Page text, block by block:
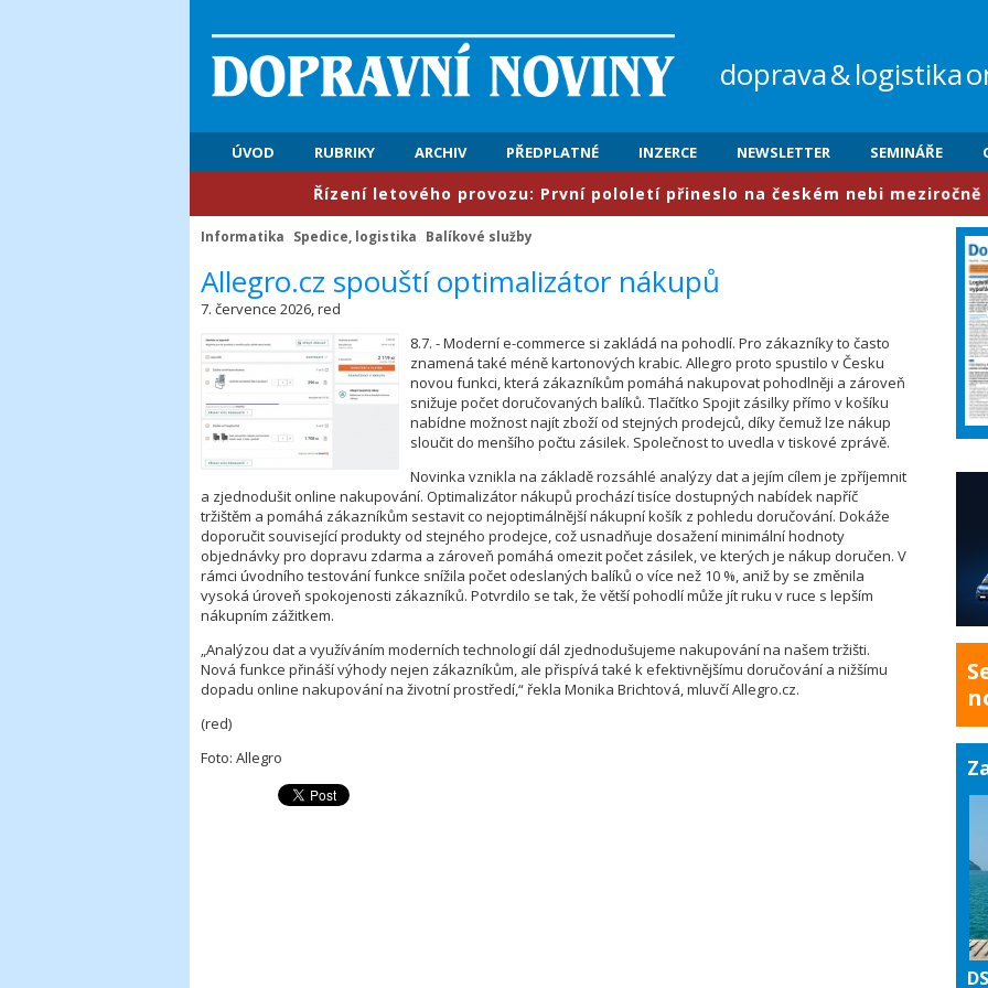
doprava&logistika
ÚVOD RUBRIKY ARCHIV PŘEDPLATNÉ INZERCE NEWSLETTER SEMINÁŘE
​Řízení letového provozu: První pololetí přineslo na českém nebi meziročně nárůst
Informatika Spedice, logistika Balíkové služby
​Allegro.cz spouští optimalizátor nákupů
7. července 2026, red
8.7. - Moderní e-commerce si zakládá na pohodlí. Pro zákazníky to často
znamená také méně kartonových krabic. Allegro proto spustilo v Česku
novou funkci, která zákazníkům pomáhá nakupovat pohodlněji a zároveň
snižuje počet doručovaných balíků. Tlačítko Spojit zásilky přímo v košíku
nabídne možnost najít zboží od stejných prodejců, díky čemuž lze nákup
sloučit do menšího počtu zásilek. Společnost to uvedla v tiskové zprávě.
Novinka vznikla na základě rozsáhlé analýzy dat a jejím cílem je zpříjemnit
a zjednodušit online nakupování. Optimalizátor nákupů prochází tisíce dostupných nabídek napříč
tržištěm a pomáhá zákazníkům sestavit co nejoptimálnější nákupní košík z pohledu doručování. Dokáže
doporučit související produkty od stejného prodejce, což usnadňuje dosažení minimální hodnoty
objednávky pro dopravu zdarma a zároveň pomáhá omezit počet zásilek, ve kterých je nákup doručen. V
rámci úvodního testování funkce snížila počet odeslaných balíků o více než 10 %, aniž by se změnila
vysoká úroveň spokojenosti zákazníků. Potvrdilo se tak, že větší pohodlí může jít ruku v ruce s lepším
nákupním zážitkem.
„Analýzou dat a využíváním moderních technologií dál zjednodušujeme nakupování na našem tržišti.
Nová funkce přináší výhody nejen zákazníkům, ale přispívá také k efektivnějšímu doručování a nižšímu
dopadu online nakupování na životní prostředí,“ řekla Monika Brichtová, mluvčí Allegro.cz.
(red)
Foto: Allegro